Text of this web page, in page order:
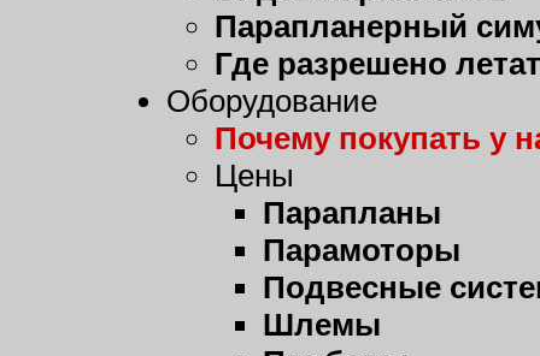
Парапланерный
Где разрешено
Оборудование
Почему покупать у
Цены
Парапланы
Парамоторы
Подвесные
Шлемы